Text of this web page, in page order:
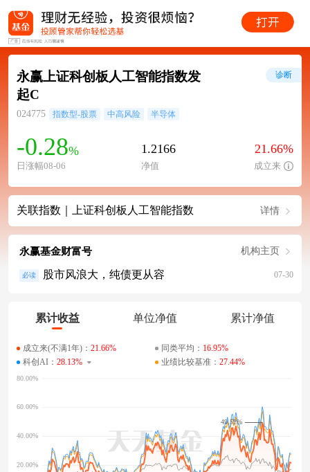
永赢上证科创板人工智能指数发
起C
024775 指数型-股票 中高风险 半导体
-0.28%
日涨幅08-06
1.2166
净值
21.66%
成立来
诊断
关联指数｜上证科创板人工智能指数 详情
永赢基金财富号 机构主页
必读 股市风浪大，纯债更从容 07-30
累计收益 单位净值 累计净值
成立来(不满1年)： 21.66% 同类平均： 16.95%
科创AI： 28.13% 业绩比较基准： 27.44%
49.52%